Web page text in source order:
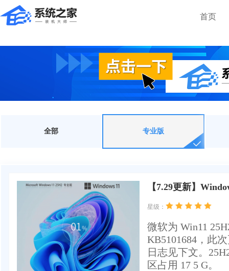
首页
全部 专业版
【7.29更新】
星级：
微软为 Win11
KB5101684，此
日志见下文。
区占用 17 5 G。